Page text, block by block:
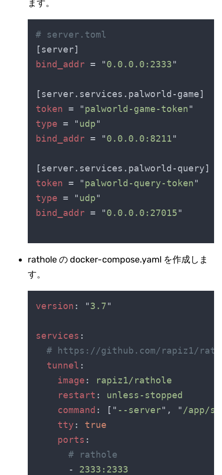
ます。
bind_addr = "0.0.0.0:2333
token = "palworld-game-token
type = "udp
bind_addr = "0.0.0.0:8211
token = "palworld-query-token
type = "udp
bind_addr = "0.0.0.0:27015
rathole の docker-compose.yaml を作成しま
す。
version : "3.7
services
tunnel
image :
restart :
command : [" --server", " /app/
tty :
ports
      -